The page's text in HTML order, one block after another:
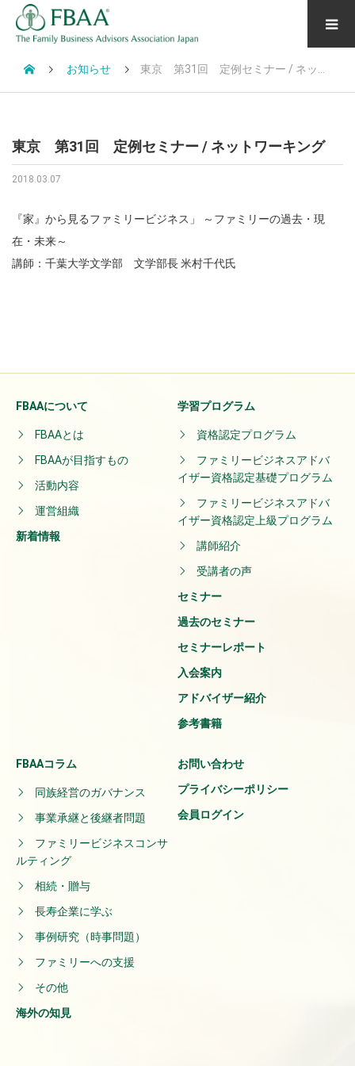
お知らせ 東京 第31回 定例セミナー / ネットワーキング
東京 第31回 定例セミナー / ネットワーキング
2018.03.07
『家』から見るファミリービジネス」 ～ファミリーの過去・現
在・未来～
講師：千葉大学文学部 文学部長 米村千代氏
FBAAについて
FBAAとは
FBAAが目指すもの
活動内容
運営組織
新着情報
学習プログラム
資格認定プログラム
ファミリービジネスアドバ
イザー資格認定基礎プログラム
ファミリービジネスアドバ
イザー資格認定上級プログラム
講師紹介
受講者の声
セミナー
過去のセミナー
セミナーレポート
入会案内
アドバイザー紹介
参考書籍
FBAAコラム
同族経営のガバナンス
事業承継と後継者問題
ファミリービジネスコンサ
ルティング
相続・贈与
長寿企業に学ぶ
事例研究（時事問題）
ファミリーへの支援
その他
海外の知見
お問い合わせ
プライバシーポリシー
会員ログイン